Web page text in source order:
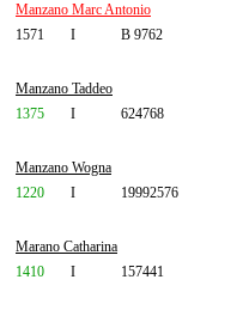
Manzano Marc Antonio
1571
I B 9762
Manzano Taddeo
1375
I 624768
Manzano Wogna
1220
I 19992576
Marano Catharina
1410
I 157441